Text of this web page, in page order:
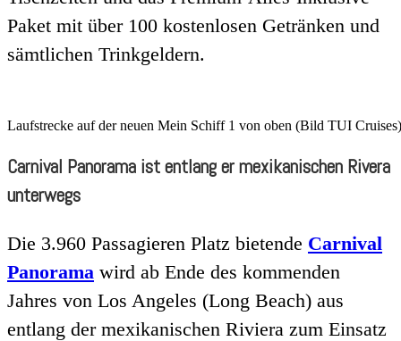
Paket mit über 100 kostenlosen Getränken und
sämtlichen Trinkgeldern.
Laufstrecke auf der neuen Mein Schiff 1 von oben (Bild TUI Cruises)
Carnival Panorama ist entlang er mexikanischen Rivera
unterwegs
Die 3.960 Passagieren Platz bietende Carnival
Panorama wird ab Ende des kommenden
Jahres von Los Angeles (Long Beach) aus
entlang der mexikanischen Riviera zum Einsatz